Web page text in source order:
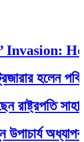
How
হলেন
সাহাবুদ্দিন
অধ্যাপক